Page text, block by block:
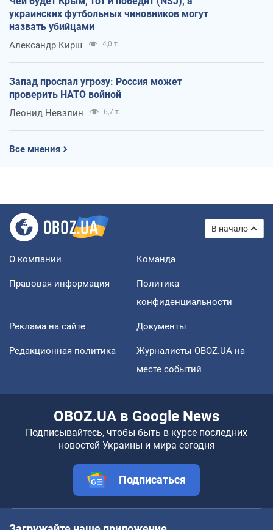
украинских футбольных чиновников могут
назвать убийцами
Александр Кирш 4,0 т.
Запад проспал угрозу: Россия может
проверить НАТО войной
Леонид Невзлин 6,7 т.
Все мнения
В начало
О компании Команда
Правовая информация
Политика
конфиденциальности
Реклама на сайте Документы
Редакционная политика
Журналисты OBOZ.UA на
месте событий
OBOZ.UA в Google News
Подписывайтесь, чтобы быть в курсе последних
новостей Украины и мира сегодня
Подписаться